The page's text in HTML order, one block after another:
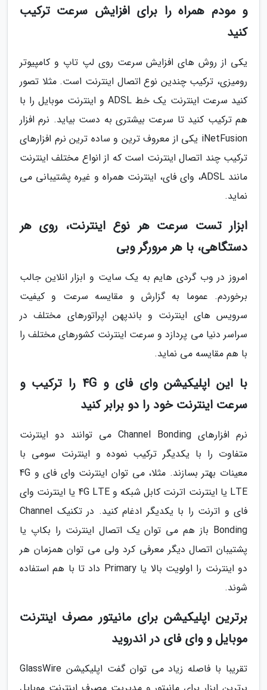
و مودم همراه را برای افزایش سرعت ترکیب
کنید
یکی از روش های افزایش سرعت روی لپ تاپ و کامپیوتر
رومیزی، ترکیب چندین نوع اتصال اینترنت است. مثلا تصور
کنید سرعت اینترنت یک خط ADSL و اینترنت موبایل را با
هم ترکیب کنید تا سرعت بیشتری به دست بیاید. نرم افزار
iNetFusion یکی از معروف ترین و ساده ترین نرم افزارهای
ترکیب چند اتصال اینترنت است که از انواع مختلف اینترنت
مانند ADSL، وای فای، اینترنت همراه و غیره پشتیبانی می
نماید.
ابزار تست سرعت هر نوع اینترنت، روی هر
دستگاهی، با هر مرورگر وبی
امروز در وب گردی هایم به یک سایت و ابزار انلاین جالب
برخوردم. عموما به گزارش و مقایسه سرعت و کیفیت
سرویس های اینترنت و باندپهن اپراتورهای مختلف در
سراسر دنیا می پردازد و سرعت اینترنت کشورهای مختلف را
با هم مقایسه می نماید.
با این اپلیکیشن وای فای و 4G را ترکیب و
سرعت اینترنت خود را دو برابر کنید
نرم افزارهای Channel Bonding می توانند دو اینترنت
متفاوت را با یکدیگر ترکیب نموده و اینترنت سومی با
معینات بهتر بسازند. مثلا، می توان اینترنت وای فای و 4G
LTE یا اینترنت اترنت کابل شبکه و 4G LTE یا اینترنت وای
فای و اترنت را با یکدیگر ادغام کنید. در تکنیک Channel
Bonding باز هم می توان یک اتصال اینترنت را بکاپ یا
پشتیبان اتصال دیگر معرفی کرد ولی می توان همزمان هر
دو اینترنت را اولویت بالا یا Primary داد تا با هم استفاده
شوند.
برترین اپلیکیشن برای مانیتور مصرف اینترنت
موبایل و وای فای در اندروید
تقریبا با فاصله زیاد می توان گفت اپلیکیشن GlassWire